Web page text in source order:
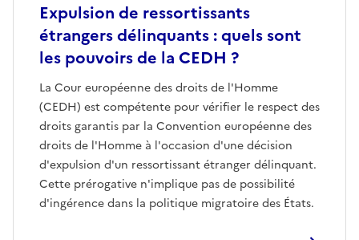
Expulsion de ressortissants
étrangers délinquants : quels sont
les pouvoirs de la CEDH ?
La Cour européenne des droits de l'Homme
(CEDH) est compétente pour vérifier le respect des
droits garantis par la Convention européenne des
droits de l'Homme à l'occasion d'une décision
d'expulsion d'un ressortissant étranger délinquant.
Cette prérogative n'implique pas de possibilité
d'ingérence dans la politique migratoire des États.